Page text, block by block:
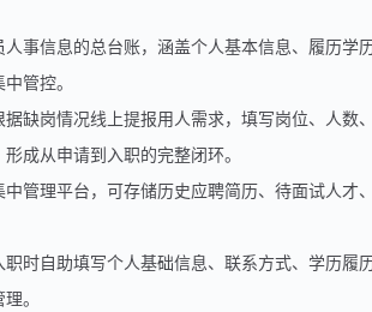
人事信息的总台账，涵盖个人基本信息、履历
管控。
缺岗情况线上提报用人需求，填写岗位、人
成从申请到入职的完整闭环。
管理平台，可存储历史应聘简历、待面试人
时自助填写个人基础信息、联系方式、学历
。